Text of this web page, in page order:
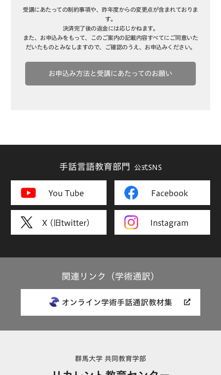
受講にあたっての制約事項や、昨年度からの変更点が含まれておりま
す。
決済完了後の返金には応じかねます。
また、お申込みをもって、このご案内の記載内容すべてにご同意いた
だいたものとみなしますので、ご確認のうえ、お申込みください。
お申込み方法と受講にあたってのお願い
手話言語教育部門 公式SNS
You Tube Facebook
X (旧twitter) Instagram
関連リンク（学術通訳）
オンライン学術手話通訳教材集
群馬大学 共同教育学部